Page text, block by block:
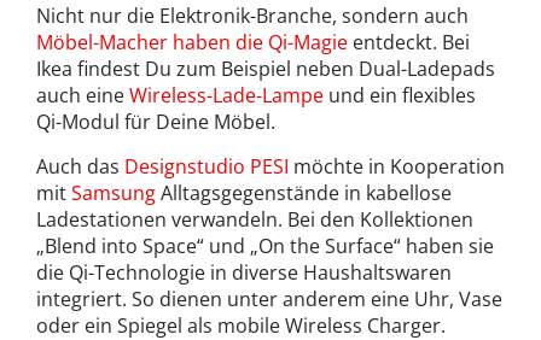
Nicht nur die Elektronik-Branche, sondern auch
Möbel-Macher haben die Qi-Magie entdeckt. Bei
Ikea findest Du zum Beispiel neben Dual-Ladepads
auch eineWireless-Lade-Lampe und ein flexibles
Qi-Modul für Deine Möbel.
Auch das Designstudio PESI möchte in Kooperation
mitSamsungAlltagsgegenstände in kabellose
Ladestationen verwandeln. Bei den Kollektionen
„Blend into Space“ und „On the Surface“ haben sie
die Qi-Technologie in diverse Haushaltswaren
integriert. So dienen unter anderem eine Uhr, Vase
oder ein Spiegel als mobile Wireless Charger.